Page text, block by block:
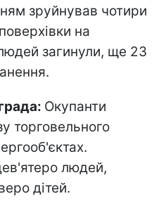
зруйнував чотири
на
загинули, ще 23
Окупанти
торговельного
людей,
дітей.